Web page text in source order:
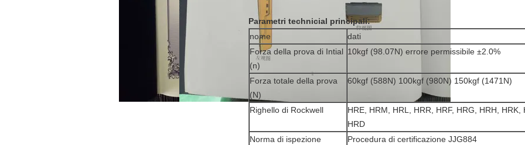
Parametri technicial principali:
nome
dati
Forza della prova di Intial
(n)
10kgf (98.07N) errore permissibile ±2.0%
Forza totale della prova
(N)
60kgf (588N) 100kgf (980N) 150kgf (1471N)
Righello di Rockwell
HRE, HRM, HRL, HRR, HRF, HRG, HRH, HRK,
HRD
Norma di ispezione
Procedura di certificazione JJG884